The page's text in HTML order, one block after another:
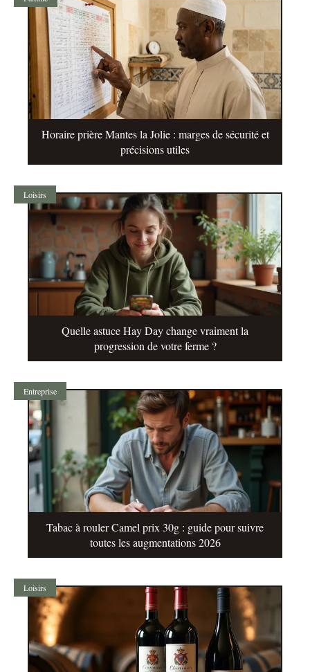
Horaire prière Mantes la Jolie : marges de sécurité et
précisions utiles
Loisirs
Quelle astuce Hay Day change vraiment la
progression de votre ferme ?
Entreprise
Tabac à rouler Camel prix 30g : guide pour suivre
toutes les augmentations 2026
Loisirs